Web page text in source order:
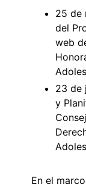
25 de
del
web
23 de
y
En el